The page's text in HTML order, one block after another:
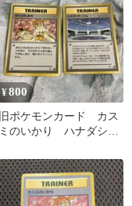
¥800
旧ポケモンカード カス
ミのいかり ハナダシテ